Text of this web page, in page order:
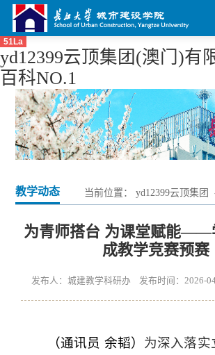
51La
yd12399云顶集团(澳门)有
百科NO.1
教学动态 当前位置： yd12399云顶集团
为青师搭台 为课堂赋能——
成教学竞赛预赛
发布人：城建教学科研办 发布时间：2026-
（通讯员 余韬） 为深入落实